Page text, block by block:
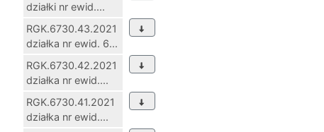
działki nr ewid....
RGK.6730.43.2021
działka nr ewid. 6...
RGK.6730.42.2021
działka nr ewid....
RGK.6730.41.2021
działka nr ewid....